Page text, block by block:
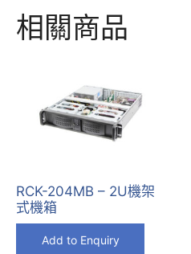
相關商品
RCK-204MB – 2U機架
式機箱
Add to Enquiry